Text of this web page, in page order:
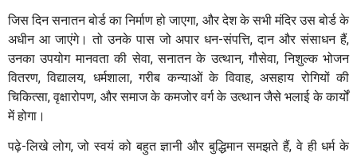
जिस दिन सनातन बोर्ड का निर्माण हो जाएगा, और देश के सभी मंदिर उस बोर्ड के
अधीन आ जाएंगे। तो उनके पास जो अपार धन-संपत्ति, दान और संसाधन हैं,
उनका उपयोग मानवता की सेवा, सनातन के उत्थान, गौसेवा, निशुल्क भोजन
वितरण, विद्यालय, धर्मशाला, गरीब कन्याओं के विवाह, असहाय रोगियों की
चिकित्सा, वृक्षारोपण, और समाज के कमजोर वर्ग के उत्थान जैसे भलाई के कार्यों
में होगा।
पढ़े-लिखे लोग, जो स्वयं को बहुत ज्ञानी और बुद्धिमान समझते हैं, वे ही धर्म के